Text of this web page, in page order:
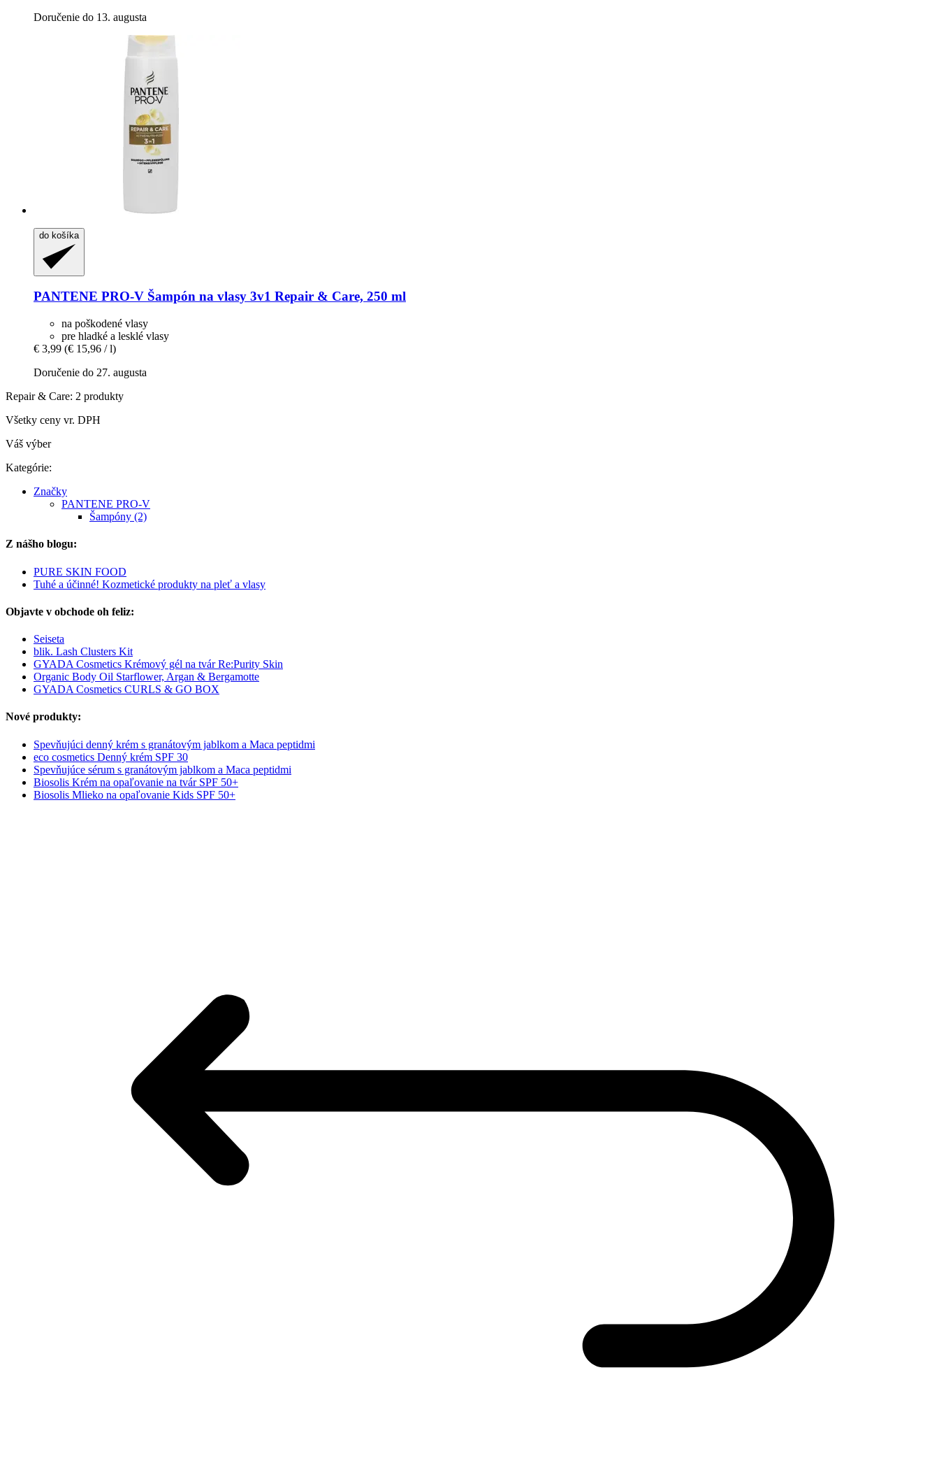
Doručenie do 13. augusta
do košíka
PANTENE PRO-V Šampón na vlasy 3v1 Repair & Care, 250 ml
na poškodené vlasy
pre hladké a lesklé vlasy
€ 3,99 (€ 15,96 / l)
Doručenie do 27. augusta
Repair & Care: 2 produkty
Všetky ceny vr. DPH
Váš výber
Kategórie:
Značky
PANTENE PRO-V
Šampóny (2)
Z nášho blogu:
PURE SKIN FOOD
Tuhé a účinné! Kozmetické produkty na pleť a vlasy
Objavte v obchode oh feliz:
Seiseta
blik. Lash Clusters Kit
GYADA Cosmetics Krémový gél na tvár Re:Purity Skin
Organic Body Oil Starflower, Argan & Bergamotte
GYADA Cosmetics CURLS & GO BOX
Nové produkty:
Spevňujúci denný krém s granátovým jablkom a Maca peptidmi
eco cosmetics Denný krém SPF 30
Spevňujúce sérum s granátovým jablkom a Maca peptidmi
Biosolis Krém na opaľovanie na tvár SPF 50+
Biosolis Mlieko na opaľovanie Kids SPF 50+